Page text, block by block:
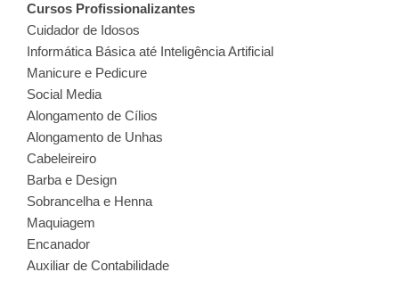
Cursos Profissionalizantes
Cuidador de Idosos
Informática Básica até Inteligência Artificial
Manicure e Pedicure
Social Media
Alongamento de Cílios
Alongamento de Unhas
Cabeleireiro
Barba e Design
Sobrancelha e Henna
Maquiagem
Encanador
Auxiliar de Contabilidade